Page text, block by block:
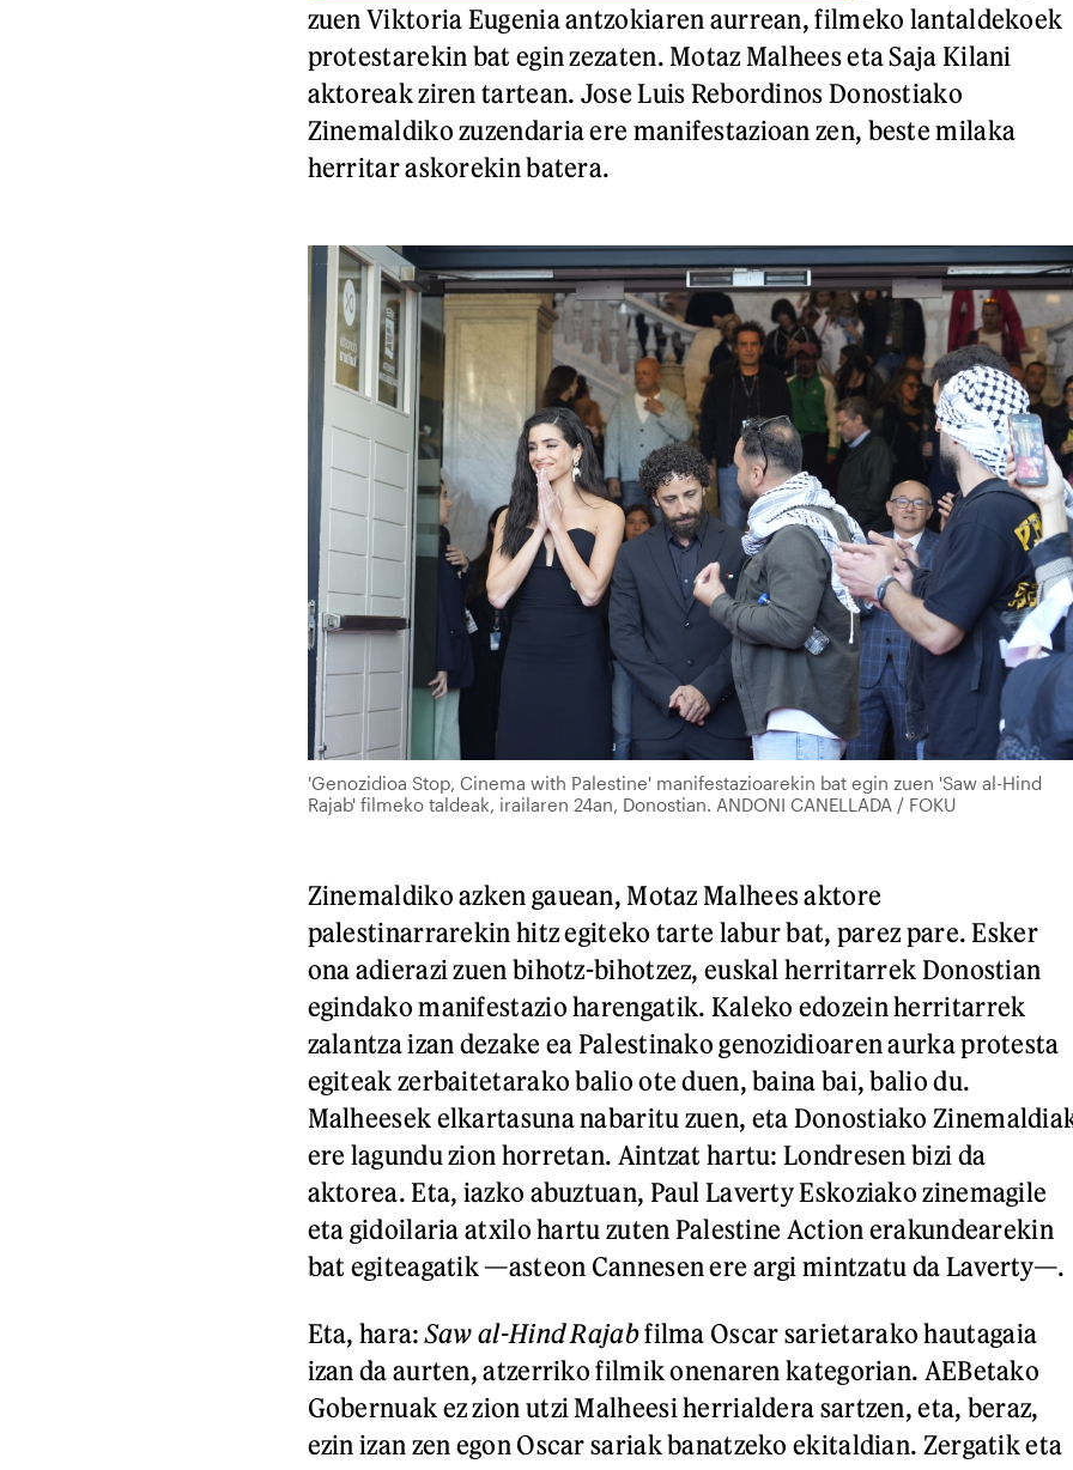
zuen Viktoria Eugenia antzokiaren aurrean, filmeko lantaldekoek
protestarekin bat egin zezaten. Motaz Malhees eta Saja Kilani
aktoreak ziren tartean. Jose Luis Rebordinos Donostiako
Zinemaldiko zuzendaria ere manifestazioan zen, beste milaka
herritar askorekin batera.
'Genozidioa Stop, Cinema with Palestine' manifestazioarekin bat egin zuen 'Saw al-Hind
Rajab' filmeko taldeak, irailaren 24an, Donostian. ANDONI CANELLADA / FOKU
Zinemaldiko azken gauean, Motaz Malhees aktore
palestinarrarekin hitz egiteko tarte labur bat, parez pare. Esker
ona adierazi zuen bihotz-bihotzez, euskal herritarrek Donostian
egindako manifestazio harengatik. Kaleko edozein herritarrek
zalantza izan dezake ea Palestinako genozidioaren aurka protesta
egiteak zerbaitetarako balio ote duen, baina bai, balio du.
Malheesek elkartasuna nabaritu zuen, eta Donostiako
ere lagundu zion horretan. Aintzat hartu: Londresen bizi da
aktorea. Eta, iazko abuztuan, Paul Laverty Eskoziako zinemagile
eta gidoilaria atxilo hartu zuten Palestine Action erakundearekin
bat egiteagatik —asteon Cannesen ere argi mintzatu da Laverty—.
Eta, hara:Saw al-Hind Rajabfilma Oscar sarietarako hautagaia
izan da aurten, atzerriko filmik onenaren kategorian. AEBetako
Gobernuak ez zion utzi Malheesi herrialdera sartzen, eta, beraz,
ezin izan zen egon Oscar sariak banatzeko ekitaldian. Zergatik eta